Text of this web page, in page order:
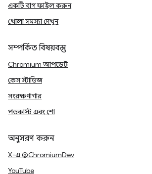
একটি বাগ ফাইল করুন
খোলা সমস্যা দেখুন
সম্পর্কিত বিষয়বস্তু
Chromium আপডেট
কেস স্টাডিজ
সংরক্ষণাগার
পডকাস্ট এবং শো
অনুসরণ করুন
X-এ @ChromiumDev
YouTube